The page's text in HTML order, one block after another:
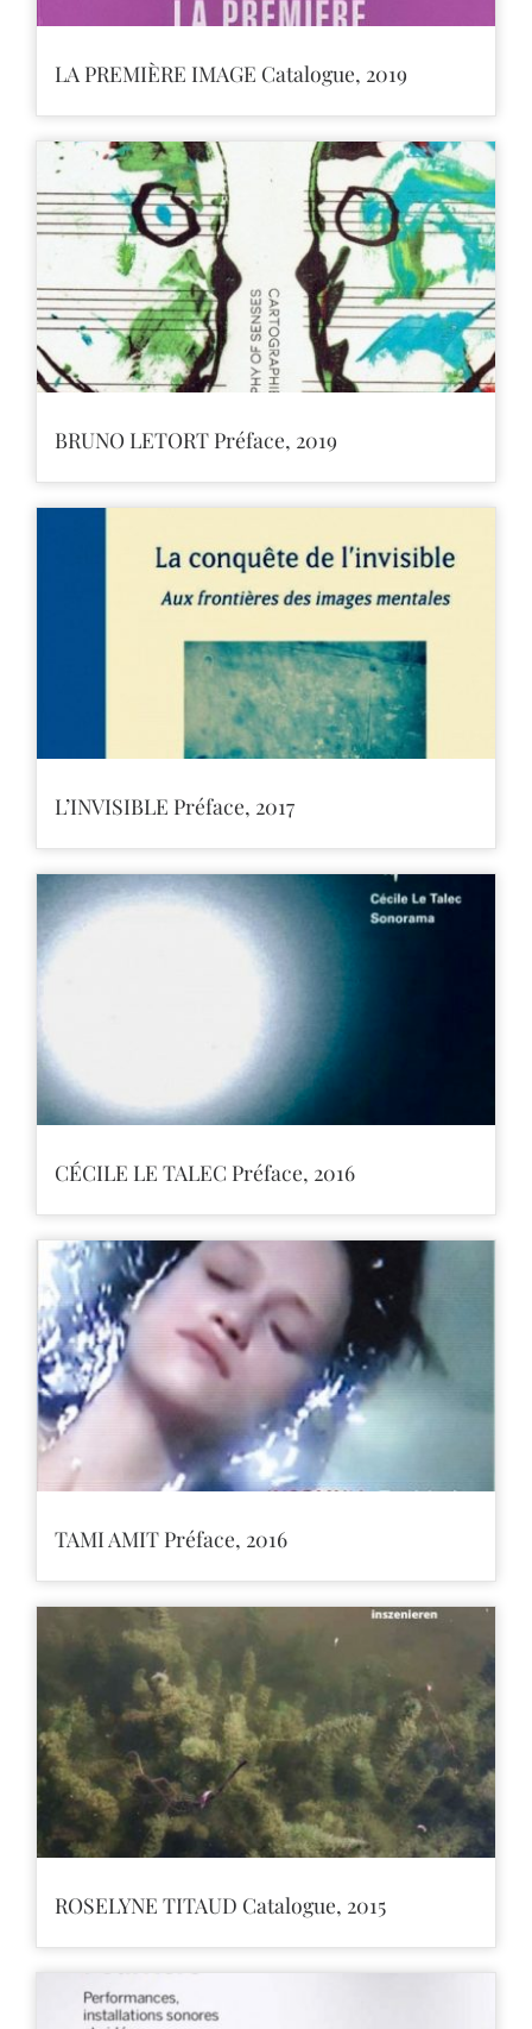
LA PREMIÈRE IMAGE Catalogue, 2019
BRUNO LETORT Préface, 2019
L’INVISIBLE Préface, 2017
CÉCILE LE TALEC Préface, 2016
TAMI AMIT Préface, 2016
ROSELYNE TITAUD Catalogue, 2015